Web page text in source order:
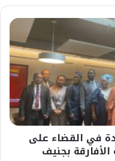
في القضاء على
الأفارقة بجنيف